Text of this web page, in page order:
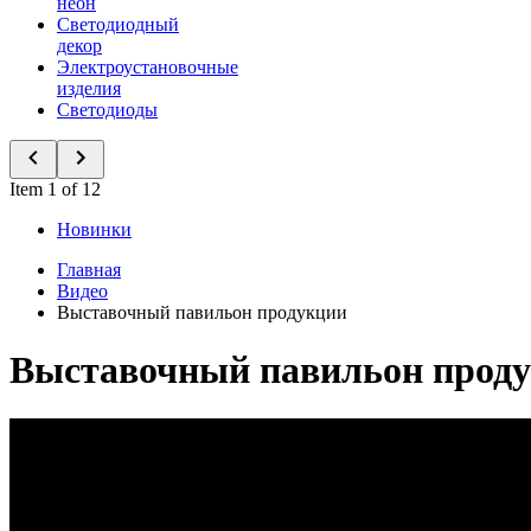
Светодиодный
декор
Электроустановочные
изделия
Светодиоды
Item 1 of 12
Новинки
Главная
Видео
Выставочный павильон продукции
Выставочный павильон